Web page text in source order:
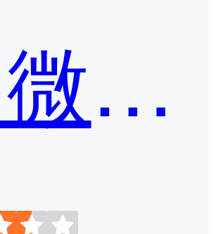
泛微OA